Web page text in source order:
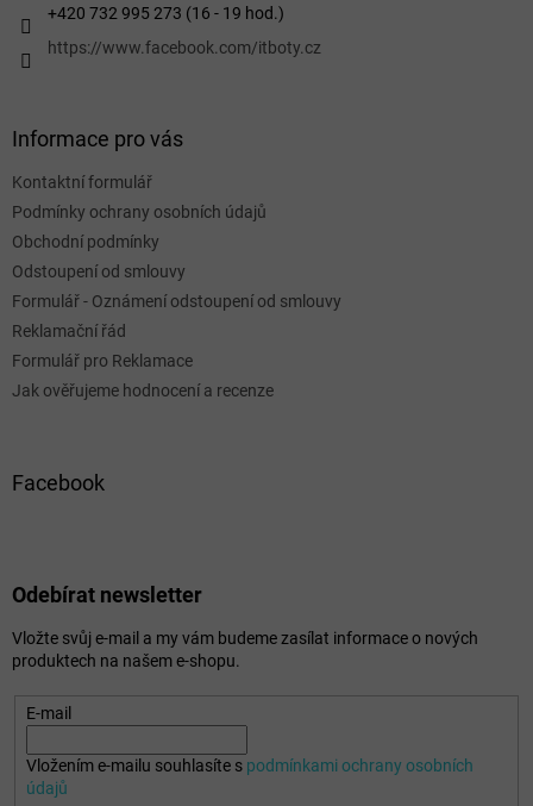
+420 732 995 273 (16 - 19 hod.)
https://www.facebook.com/itboty.cz
Informace pro vás
Kontaktní formulář
Podmínky ochrany osobních údajů
Obchodní podmínky
Odstoupení od smlouvy
Formulář - Oznámení odstoupení od smlouvy
Reklamační řád
Formulář pro Reklamace
Jak ověřujeme hodnocení a recenze
Facebook
Odebírat newsletter
Vložte svůj e-mail a my vám budeme zasílat informace o nových
produktech na našem e-shopu.
E-mail
Vložením e-mailu souhlasíte s podmínkami ochrany osobních
údajů